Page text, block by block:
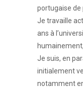
portugaise de
⁠Je travaille
ans à
⁠Je suis, en
initialement
notamment